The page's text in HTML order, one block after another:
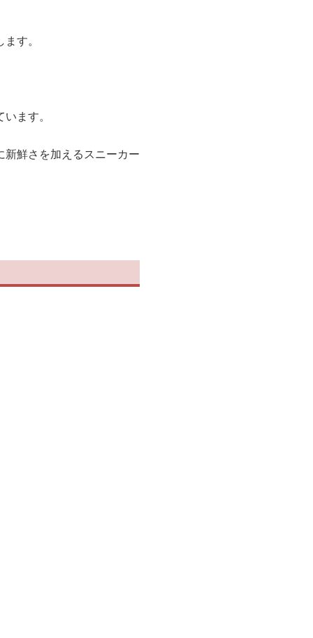
す。
ます。
鮮さを加えるスニーカー